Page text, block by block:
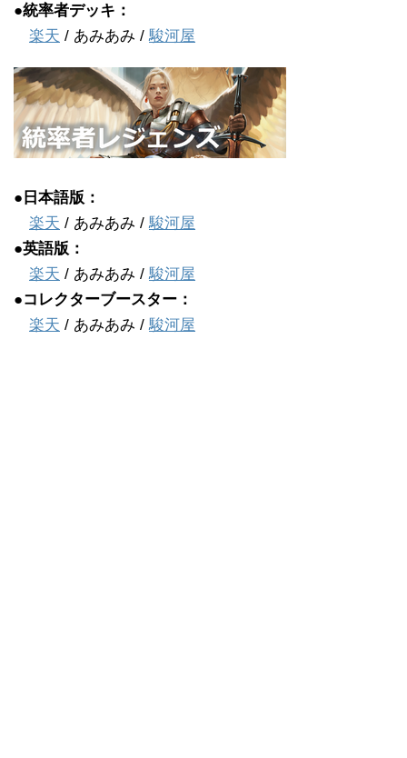
●統率者デッキ：
楽天 / あみあみ / 駿河屋
●日本語版：
楽天 / あみあみ / 駿河屋
●英語版：
楽天 / あみあみ / 駿河屋
●コレクターブースター：
楽天 / あみあみ / 駿河屋